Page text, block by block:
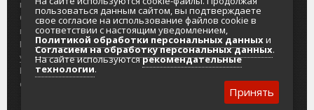
портале
Отзывы и
предложения
Интернет-
услуги
Разработка
сайтов
Колымы
Политика в отношении обработки
персональных данных
Согласие на обработку персональных
данных
пользоваться данным сайтом, вы подтверждаете
свое согласие на использование файлов cookie в
соответствии с настоящим уведомлением,
Политикой обработки персональных данныхи
Согласием на обработку персональных данных.
На сайте используютсярекомендательные
технологии.
Принять